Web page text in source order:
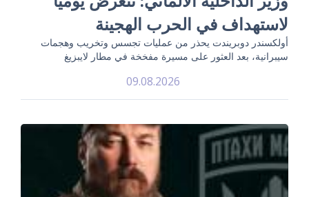
لاستهداف في الحرب الهجينة
أولكسندر دوبريندت يحذر من عمليات تجسس وتخريب وهجمات
سيبرانية، بعد العثور على مسيرة مفخخة في مطار لايبزيغ
09.08.2026